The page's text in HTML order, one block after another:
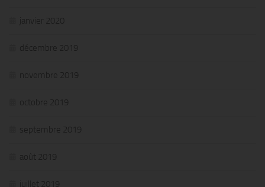
janvier 2020
décembre 2019
novembre 2019
octobre 2019
septembre 2019
août 2019
juillet 2019